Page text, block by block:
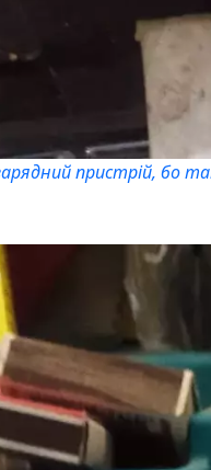
пристрій, бо